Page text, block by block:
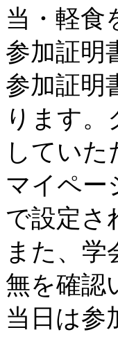
当・軽食
参加証明
参加証明
ります
してい
マイペー
で設定さ
また、学
無を確認
当日は参